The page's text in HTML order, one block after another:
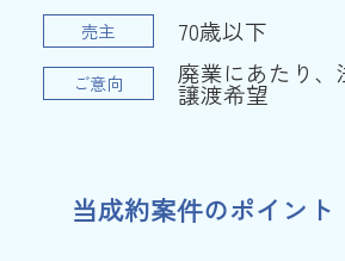
売主 70歳以下
ご意向 廃業にあたり、
譲渡希望
当成約案件のポイント